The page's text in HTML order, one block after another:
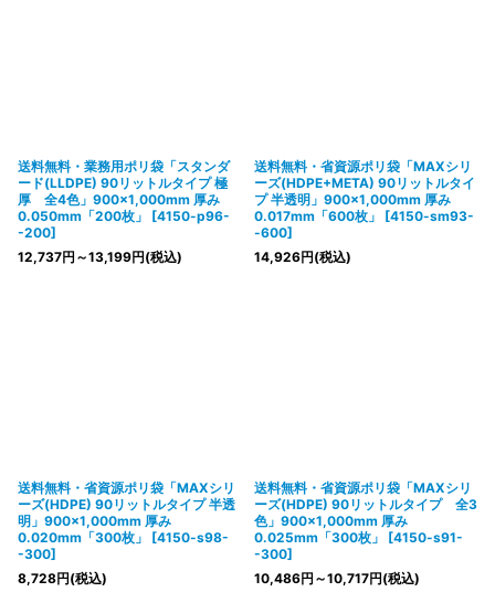
送料無料・業務用ポリ袋「スタンダ
ード(LLDPE) 90リットルタイプ 極
厚 全4色」900×1,000mm 厚み
0.050mm「200枚」
[4150-p96-
-200]
12,737円 ～13,199円(税込)
送料無料・省資源ポリ袋「MAXシリ
ーズ(HDPE+META) 90リットルタイ
プ 半透明」900×1,000mm 厚み
0.017mm「600枚」
[4150-sm93-
-600]
14,926円(税込)
送料無料・省資源ポリ袋「MAXシリ
ーズ(HDPE) 90リットルタイプ 半透
明」900×1,000mm 厚み
0.020mm「300枚」
[4150-s98-
-300]
8,728円(税込)
送料無料・省資源ポリ袋「MAXシリ
ーズ(HDPE) 90リットルタイプ 全3
色」900×1,000mm 厚み
0.025mm「300枚」
[4150-s91-
-300]
10,486円 ～10,717円(税込)